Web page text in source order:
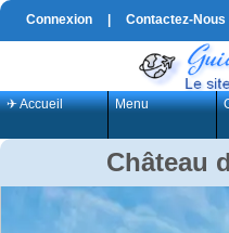
Connexion Contactez-Nous
✈ Accueil Menu
Château